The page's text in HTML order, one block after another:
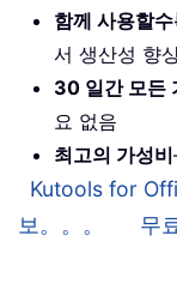
함께 사용할
서 생산성 향
30 일간 모든
요 없음
최고의 가성비
Kutools for
보。。。
무